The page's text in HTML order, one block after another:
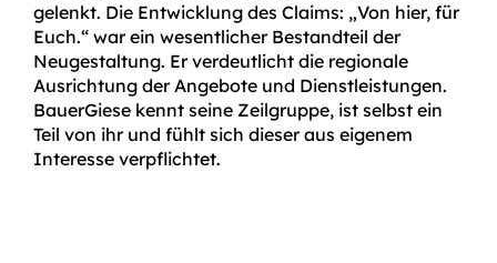
gelenkt. Die Entwicklung des Claims: „Von hier, für
Euch.“ war ein wesentlicher Bestandteil der
Neugestaltung. Er verdeutlicht die regionale
Ausrichtung der Angebote und Dienstleistungen.
BauerGiese kennt seine Zeilgruppe, ist selbst ein
Teil von ihr und fühlt sich dieser aus eigenem
Interesse verpflichtet.